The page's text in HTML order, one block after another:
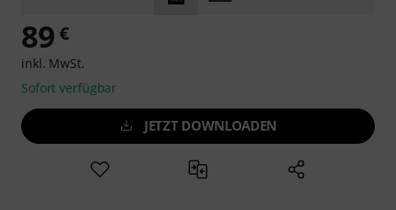
89 €
inkl. MwSt.
Sofort verfügbar
JETZT DOWNLOADEN